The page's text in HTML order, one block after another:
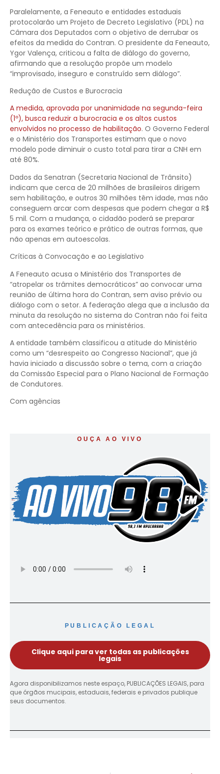
Paralelamente, a Feneauto e entidades estaduais
protocolarão um Projeto de Decreto Legislativo (PDL) na
Câmara dos Deputados com o objetivo de derrubar os
efeitos da medida do Contran. O presidente da Feneauto,
Ygor Valença, criticou a falta de diálogo do governo,
afirmando que a resolução propõe um modelo
“improvisado, inseguro e construído sem diálogo”.
Redução de Custos e Burocracia
A medida, aprovada por unanimidade na segunda-feira
(1º), busca reduzir a burocracia e os altos custos
envolvidos no processo de habilitação. O Governo Federal
e o Ministério dos Transportes estimam que o novo
modelo pode diminuir o custo total para tirar a CNH em
até 80%.
Dados da Senatran (Secretaria Nacional de Trânsito)
indicam que cerca de 20 milhões de brasileiros dirigem
sem habilitação, e outros 30 milhões têm idade, mas não
conseguem arcar com despesas que podem chegar a R$
5 mil. Com a mudança, o cidadão poderá se preparar
para os exames teórico e prático de outras formas, que
não apenas em autoescolas.
Críticas à Convocação e ao Legislativo
A Feneauto acusa o Ministério dos Transportes de
“atropelar os trâmites democráticos” ao convocar uma
reunião de última hora do Contran, sem aviso prévio ou
diálogo com o setor. A federação alega que a inclusão da
minuta da resolução no sistema do Contran não foi feita
com antecedência para os ministérios.
A entidade também classificou a atitude do Ministério
como um “desrespeito ao Congresso Nacional”, que já
havia iniciado a discussão sobre o tema, com a criação
da Comissão Especial para o Plano Nacional de Formação
de Condutores.
Com agências
OUÇA AO VIVO
PUBLICAÇÃO LEGAL
Clique aqui para ver todas as publicações
legais
Agora disponibilizamos neste espaço, PUBLICAÇÕES LEGAIS, para
que órgãos mucipais, estaduais, federais e privados publique
seus documentos.